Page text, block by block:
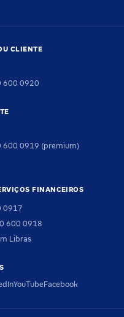
CLIENTE
600 0920
600 0919 (premium)
FINANCEIROS
0917
600 0918
Libras
YouTubeFacebook